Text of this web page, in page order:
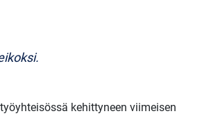
kehittyneen viimeisen